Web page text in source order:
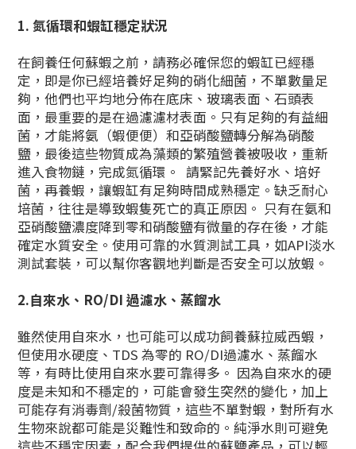
1. 氮循環和蝦缸穩定狀況
在飼養任何蘇蝦之前，請務必確保您的蝦缸已經穩
定，即是你已經培養好足夠的硝化細菌，不單數量足
夠，他們也平均地分佈在底床、玻璃表面、石頭表
面，最重要的是在過濾濾材表面。只有足夠的有益細
菌，才能將氨（蝦便便）和亞硝酸鹽轉分解為硝酸
鹽，最後這些物質成為藻類的繁殖營養被吸收，重新
進入食物鏈，完成氮循環。 請緊記先養好水、培好
菌，再養蝦，讓蝦缸有足夠時間成熟穩定。缺乏耐心
培菌，往往是導致蝦隻死亡的真正原因。 只有在氨和
亞硝酸鹽濃度降到零和硝酸鹽有微量的存在後，才能
確定水質安全。使用可靠的水質測試工具，如API淡水
測試套裝，可以幫你客觀地判斷是否安全可以放蝦。
2.自來水、RO/DI 過濾水、蒸餾水
雖然使用自來水，也可能可以成功飼養蘇拉威西蝦，
但使用水硬度、TDS 為零的 RO/DI過濾水、蒸餾水
等，有時比使用自來水要可靠得多。 因為自來水的硬
度是未知和不穩定的，可能會發生突然的變化，加上
可能存有消毒劑/殺菌物質，這些不單對蝦，對所有水
生物來說都可能是災難性和致命的。純淨水則可避免